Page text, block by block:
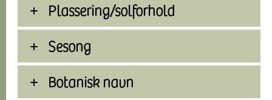
Plassering/solforhold
Sesong
Botanisk navn